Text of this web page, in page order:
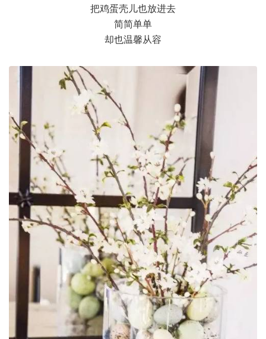
把鸡蛋壳儿也放进去
简简单单
却也温馨从容